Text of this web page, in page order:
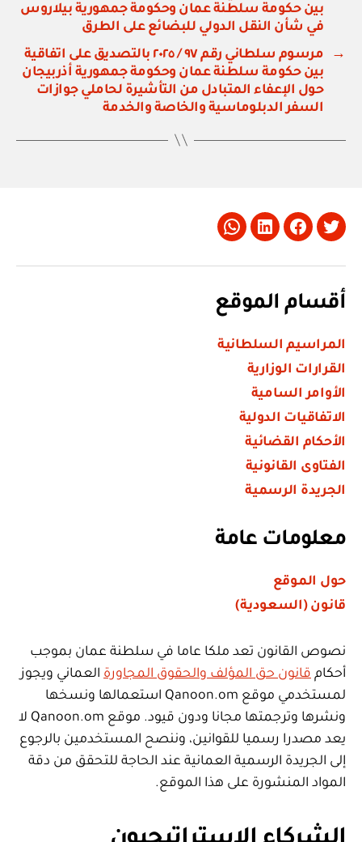
بين حكومة سلطنة عمان وحكومة جمهورية بيلاروس
في شأن النقل الدولي للبضائع على الطرق
→
مرسوم سلطاني رقم ٩٧ / ٢٠٢٥ بالتصديق على اتفاقية
بين حكومة سلطنة عمان وحكومة جمهورية أذربيجان
حول الإعفاء المتبادل من التأشيرة لحاملي جوازات
السفر الدبلوماسية والخاصة والخدمة
Twitter
Facebook
LinkedIn
Whatsapp
أقسام الموقع
المراسيم السلطانية
القرارات الوزارية
الأوامر السامية
الاتفاقيات الدولية
الأحكام القضائية
الفتاوى القانونية
الجريدة الرسمية
معلومات عامة
حول الموقع
قانون (السعودية)
نصوص القانون تعد ملكا عاما في سلطنة عمان بموجب
أحكام قانون حق المؤلف والحقوق المجاورة العماني ويجوز
لمستخدمي موقع Qanoon.om استعمالها ونسخها
ونشرها وترجمتها مجانا ودون قيود. موقع Qanoon.om لا
يعد مصدرا رسميا للقوانين، وننصح المستخدمين بالرجوع
إلى الجريدة الرسمية العمانية عند الحاجة للتحقق من دقة
المواد المنشورة على هذا الموقع.